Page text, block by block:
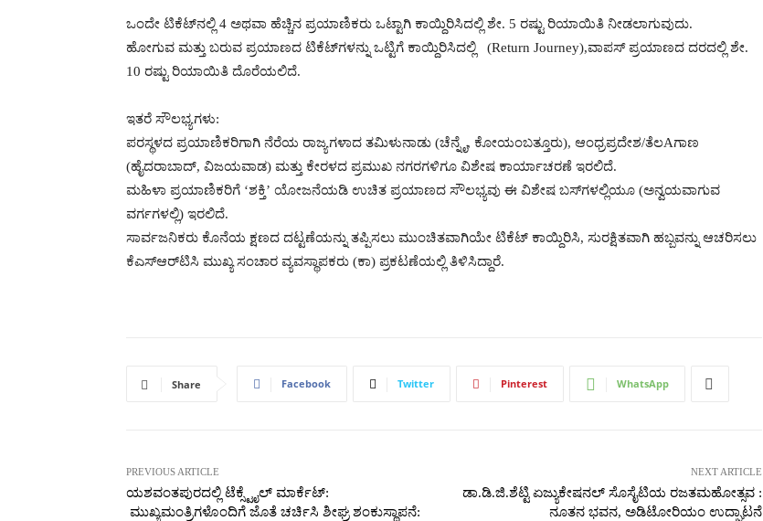
ಒಂದೇ ಟಿಕೆಟ್‌ನಲ್ಲಿ 4 ಅಥವಾ ಹೆಚ್ಚಿನ ಪ್ರಯಾಣಿಕರು ಒಟ್ಟಾಗಿ ಕಾಯ್ದಿರಿಸಿದಲ್ಲಿ ಶೇ. 5 ರಷ್ಟು ರಿಯಾಯಿತಿ ನೀಡಲಾಗುವುದು.
ಹೋಗುವ ಮತ್ತು ಬರುವ ಪ್ರಯಾಣದ ಟಿಕೆಟ್‌ಗಳನ್ನು ಒಟ್ಟಿಗೆ ಕಾಯ್ದಿರಿಸಿದಲ್ಲಿ (Return Journey),ವಾಪಸ್ ಪ್ರಯಾಣದ ದರದಲ್ಲಿ ಶೇ.
10 ರಷ್ಟು ರಿಯಾಯಿತಿ ದೊರೆಯಲಿದೆ.
ಇತರೆ ಸೌಲಭ್ಯಗಳು:
ಪರಸ್ಥಳದ ಪ್ರಯಾಣಿಕರಿಗಾಗಿ ನೆರೆಯ ರಾಜ್ಯಗಳಾದ ತಮಿಳುನಾಡು (ಚೆನ್ನೈ, ಕೋಯಂಬತ್ತೂರು), ಆಂಧ್ರಪ್ರದೇಶ/ತೆಲAಗಾಣ
(ಹೈದರಾಬಾದ್, ವಿಜಯವಾಡ) ಮತ್ತು ಕೇರಳದ ಪ್ರಮುಖ ನಗರಗಳಿಗೂ ವಿಶೇಷ ಕಾರ್ಯಾಚರಣೆ ಇರಲಿದೆ.
ಮಹಿಳಾ ಪ್ರಯಾಣಿಕರಿಗೆ ‘ಶಕ್ತಿ’ ಯೋಜನೆಯಡಿ ಉಚಿತ ಪ್ರಯಾಣದ ಸೌಲಭ್ಯವು ಈ ವಿಶೇಷ ಬಸ್‌ಗಳಲ್ಲಿಯೂ (ಅನ್ವಯವಾಗುವ
ವರ್ಗಗಳಲ್ಲಿ) ಇರಲಿದೆ.
ಸಾರ್ವಜನಿಕರು ಕೊನೆಯ ಕ್ಷಣದ ದಟ್ಟಣೆಯನ್ನು ತಪ್ಪಿಸಲು ಮುಂಚಿತವಾಗಿಯೇ ಟಿಕೆಟ್ ಕಾಯ್ದಿರಿಸಿ, ಸುರಕ್ಷಿತವಾಗಿ ಹಬ್ಬವನ್ನು ಆಚರಿಸಲು
ಕೆಎಸ್ಆರ್‌ಟಿಸಿ ಮುಖ್ಯ ಸಂಚಾರ ವ್ಯವಸ್ಥಾಪಕರು (ಕಾ) ಪ್ರಕಟಣೆಯಲ್ಲಿ ತಿಳಿಸಿದ್ದಾರೆ.
Share Facebook Twitter Pinterest WhatsApp
PREVIOUS ARTICLE
ಯಶವಂತಪುರದಲ್ಲಿ ಟೆಕ್ಸ್ಟೈಲ್ ಮಾರ್ಕೆಟ್:
ಮುಖ್ಯಮಂತ್ರಿಗಳೊಂದಿಗೆ ಜೊತೆ ಚರ್ಚಿಸಿ ಶೀಘ್ರ ಶಂಕುಸ್ಥಾಪನೆ:
NEXT ARTICLE
ಡಾ.ಡಿ.ಜಿ.ಶೆಟ್ಟಿ ಏಜ್ಯುಕೇಷನಲ್ ಸೊಸೈಟಿಯ ರಜತಮಹೋತ್ಸವ :
ನೂತನ ಭವನ, ಅಡಿಟೋರಿಯಂ ಉದ್ಘಾಟನೆ